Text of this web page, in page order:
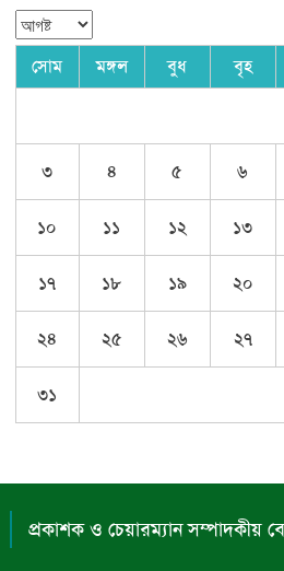
সোম মঙ্গল বুধ বৃহ
৩ ৪ ৫ ৬
১০ ১১ ১২ ১৩
১৭ ১৮ ১৯ ২০
২৪ ২৫ ২৬ ২৭
৩১
প্রকাশক ও চেয়ারম্যান সম্পাদকীয়